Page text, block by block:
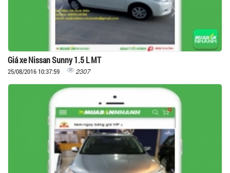
Giá xe Nissan Sunny 1.5 L MT
25/08/2016 10:37:59 2307